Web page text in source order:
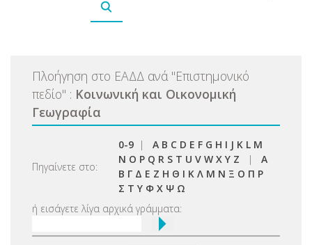
Πλοήγηση στο ΕΑΔΔ ανά "Επιστημονικό
πεδίο" : Κοινωνική και Οικονομική
Γεωγραφία
Πηγαίνετε στο:
0-9 | A B C D E F G H I J K L M
N O P Q R S T U V W X Y Z | Α
Β Γ Δ Ε Ζ Η Θ Ι Κ Λ Μ Ν Ξ Ο Π Ρ
Σ Τ Υ Φ Χ Ψ Ω
ή εισάγετε λίγα αρχικά γράμματα: